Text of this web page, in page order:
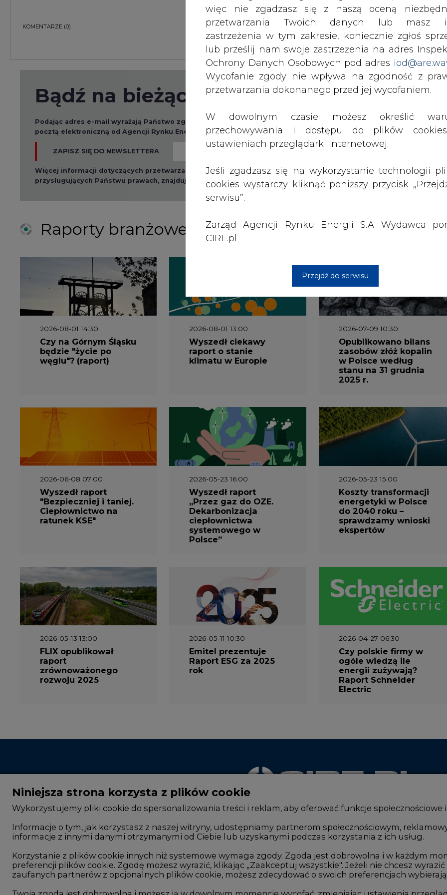
więc nie zgadzasz się z naszą oceną
przetwarzania Twoich danych lub masz
zastrzeżenia w tym zakresie, koniecznie zgłoś
lub prześlij nam swoje zastrzeżenia na adres
Ochrony Danych Osobowych pod adres
Wycofanie zgody nie wpływa na zgodność z
przetwarzania dokonanego przed jej wycofaniem.
W dowolnym czasie możesz określić
przechowywania i dostępu do plików
ustawieniach przeglądarki internetowej.
Jeśli zgadzasz się na wykorzystanie technologii
cookies wystarczy kliknąć poniższy przycisk
serwisu”.
Zarząd Agencji Rynku Energii S.A Wydawca
CIRE.pl
Przejdź do serwisu
Podając adres e-mail wyrażają Państwo zgodę na otrzymywanie treści marketingowych w postaci newslettera
pocztą elektroniczną od Agencji Rynku Energii S.A z siedzibą w Warszawie.
ZAPISZ SIĘ DO NEWSLETTERA
Więcej informacji dotyczących przetwarzania przez nas Państwa danych osobowych, w tym informacje o
2026-08-01 14:30
Czy na Górnym Śląsku
będzie "życie po
węglu"? (raport)
2026-08-01 13:00
Wyszedł ciekawy
raport o stanie
klimatu w Europie
2026-07-09 10:30
Opublikowano bilans
zasobów złóż kopalin
w Polsce według
stanu na 31 grudnia
2025 r.
2026-06-08 07:00
Wyszedł raport
"Bezpieczniej i taniej.
Ciepłownictwo na
ratunek KSE"
2026-05-23 16:00
Wyszedł raport
„Przez gaz do OZE.
Dekarbonizacja
ciepłownictwa
systemowego w
Polsce”
Koszty transformacji
energetyki w Polsce
do 2040 roku –
sprawdzamy wnioski
ekspertów
2026-05-13 13:00
FLIX opublikował
raport
zrównoważonego
rozwoju 2025
2026-05-11 10:30
Emitel prezentuje
Raport ESG za 2025
rok
Czy polskie firmy w
ogóle wiedzą ile
energii zużywają?
Raport Schneider
Electric
CIRE - kim jesteśmy
Reklamuj się na CIRE
Patronat medialny CIRE
ARE - wydawca portalu CIRE
Rok 2025 na CIRE
Rok 2024 na CIRE
Rok 2023 na CIRE
Rok 2022 na CIRE
Zmiany kadrowe na rynku
Studio CIRE
Rozmowy o energetyce
Gospodarka
Innowacje
Handel
Niniejsza strona korzysta z plików cookie
Wykorzystujemy pliki cookie do spersonalizowania treści i reklam, aby oferować funkcje
Informacje o tym, jak korzystasz z naszej witryny, udostępniamy partnerom społecznościowym,
informacje z innymi danymi otrzymanymi od Ciebie lub uzyskanymi podczas korzystania z ich usług.
Korzystanie z plików cookie innych niż systemowe wymaga zgody. Zgoda jest dobrowolna i w każdym
preferencji plików cookie. Zgodę możesz wyrazić, klikając „Zaakceptuj wszystkie". Jeżeli nie chcesz
zaufanych partnerów z opcjonalnych plików cookie, możesz zdecydować o swoich preferencjach